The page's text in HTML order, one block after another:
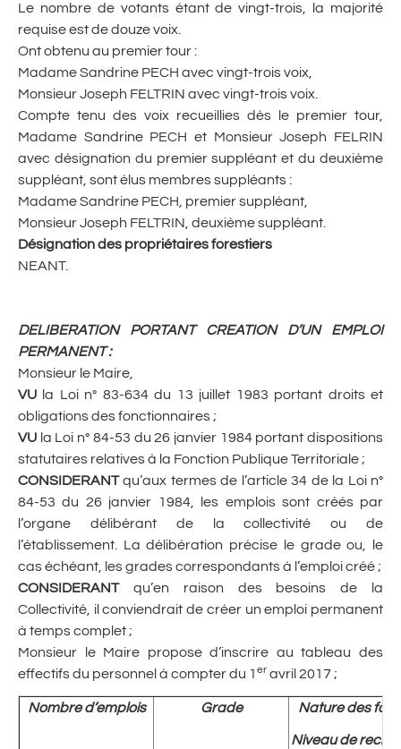
Le nombre de votants étant de vingt-trois, la majorité
requise est de douze voix.
Ont obtenu au premier tour :
Madame Sandrine PECH avec vingt-trois voix,
Monsieur Joseph FELTRIN avec vingt-trois voix.
Compte tenu des voix recueillies dès le premier tour,
Madame Sandrine PECH et Monsieur Joseph FELRIN
avec désignation du premier suppléant et du deuxième
suppléant, sont élus membres suppléants :
Madame Sandrine PECH, premier suppléant,
Monsieur Joseph FELTRIN, deuxième suppléant.
Désignation des propriétaires forestiers
NEANT.
DELIBERATION PORTANT CREATION D’UN EMPLOI
PERMANENT :
Monsieur le Maire,
VU la Loi n° 83-634 du 13 juillet 1983 portant droits et
obligations des fonctionnaires ;
VU la Loi n° 84-53 du 26 janvier 1984 portant dispositions
statutaires relatives à la Fonction Publique Territoriale ;
CONSIDERANTqu’aux termes de l’article 34 de la Loi n°
84-53 du 26 janvier 1984, les emplois sont créés par
l’organe délibérant de la collectivité ou de
l’établissement. La délibération précise le grade ou, le
cas échéant, les grades correspondants à l’emploi créé ;
CONSIDERANTqu’en raison des besoins de la
Collectivité, il conviendrait de créer un emploi permanent
à temps complet ;
Monsieur le Maire propose d’inscrire au tableau des
effectifs du personnel à compter du 1 er avril 2017 ;
Nombre d’emplois Grade Nature des
Niveau de